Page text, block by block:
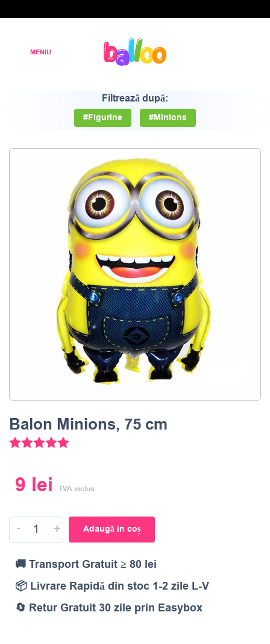
Filtrează după:
#Figurine #Minions
Balon Minions, 75 cm
9 lei TVA inclus
- + Adaugă în coș
🚚 Transport Gratuit ≥ 80 lei
📦 Livrare Rapidă din stoc 1-2 zile L-V
🔄 Retur Gratuit 30 zile prin Easybox